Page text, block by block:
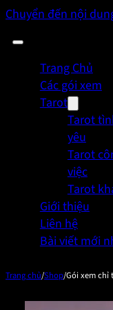
Chuyển đến nội
Trang Chủ
Các gói xem
Tarot
Tarot
yêu
Tarot
việc
Tarot
Giới thiệu
Liên hệ
Bài viết mới
Trang chủ/Shop/Gói xem chỉ